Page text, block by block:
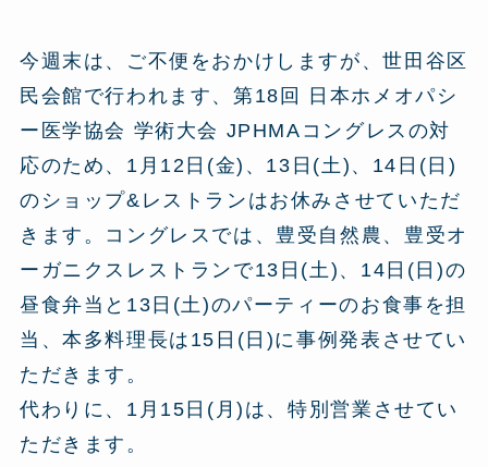
今週末は、ご不便をおかけしますが、世田谷区
民会館で行われます、第18回 日本ホメオパシ
ー医学協会 学術大会 JPHMAコングレスの対
応のため、1月12日(金)、13日(土)、14日(日)
のショップ&レストランはお休みさせていただ
きます。コングレスでは、豊受自然農、豊受オ
ーガニクスレストランで13日(土)、14日(日)の
昼食弁当と13日(土)のパーティーのお食事を担
当、本多料理長は15日(日)に事例発表させてい
ただきます。
代わりに、1月15日(月)は、特別営業させてい
ただきます。